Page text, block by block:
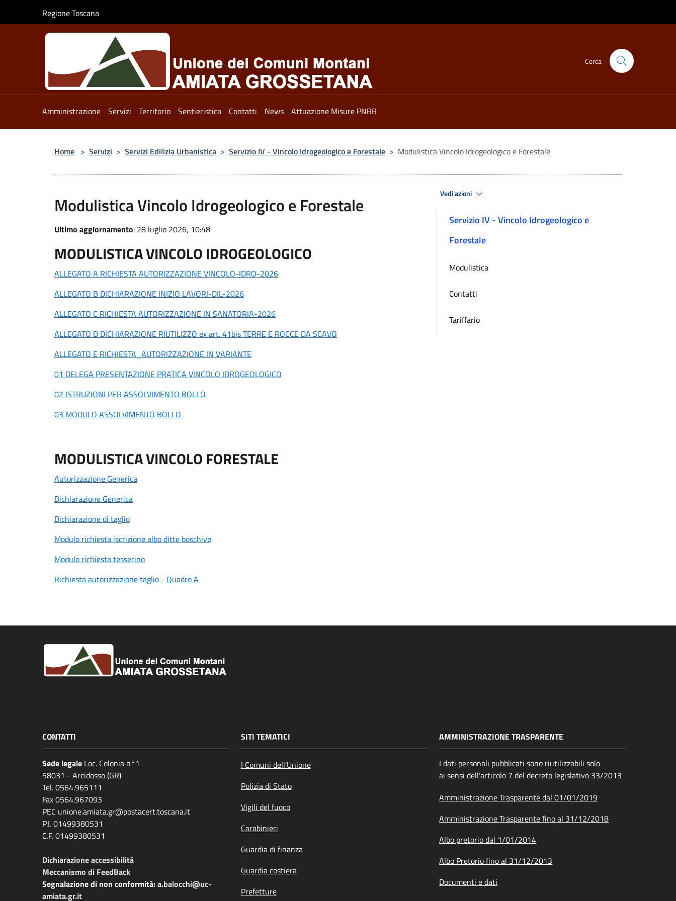
Regione Toscana
Cerca
Amministrazione Servizi Territorio Sentieristica Contatti News Attuazione Misure PNRR
Home > Servizi > Servizi Edilizia Urbanistica > Servizio IV - Vincolo Idrogeologico e Forestale > Modulistica Vincolo Idrogeologico e Forestale
Modulistica Vincolo Idrogeologico e Forestale
Ultimo aggiornamento: 28 luglio 2026, 10:48
MODULISTICA VINCOLO IDROGEOLOGICO
ALLEGATO A RICHIESTA AUTORIZZAZIONE VINCOLO-IDRO-2026
ALLEGATO B DICHIARAZIONE INIZIO LAVORI-DIL-2026
ALLEGATO C RICHIESTA AUTORIZZAZIONE IN SANATORIA-2026
ALLEGATO D DICHIARAZIONE RIUTILIZZO ex art. 41bis TERRE E ROCCE DA SCAVO
ALLEGATO E RICHIESTA_AUTORIZZAZIONE IN VARIANTE
01 DELEGA PRESENTAZIONE PRATICA VINCOLO IDROGEOLOGICO
02 ISTRUZIONI PER ASSOLVIMENTO BOLLO
03 MODULO ASSOLVIMENTO BOLLO
MODULISTICA VINCOLO FORESTALE
Autorizzazione Generica
Dichiarazione Generica
Dichiarazione di taglio
Modulo richiesta iscrizione albo ditte boschive
Modulo richiesta tesserino
Richiesta autorizzazione taglio - Quadro A
Vedi azioni
Servizio IV - Vincolo Idrogeologico e
Forestale
Modulistica
Contatti
Tariffario
CONTATTI
Sede legale Loc. Colonia n°1
58031 - Arcidosso (GR)
Tel. 0564.965111
Fax 0564.967093
PEC unione.amiata.gr@postacert.toscana.it
P.I. 01499380531
C.F. 01499380531
Dichiarazione accessibilità
Meccanismo di FeedBack
Segnalazione di non conformità:a.balocchi@uc-
amiata.gr.it
SITI TEMATICI
I Comuni dell'Unione
Polizia di Stato
Vigili del fuoco
Carabinieri
Guardia di finanza
Guardia costiera
Prefetture
AMMINISTRAZIONE TRASPARENTE
I dati personali pubblicati sono riutilizzabili solo
ai sensi dell'articolo 7 del decreto legislativo 33/2013
Amministrazione Trasparente dal 01/01/2019
Amministrazione Trasparente fino al 31/12/2018
Albo pretorio dal 1/01/2014
Albo Pretorio fino al 31/12/2013
Documenti e dati